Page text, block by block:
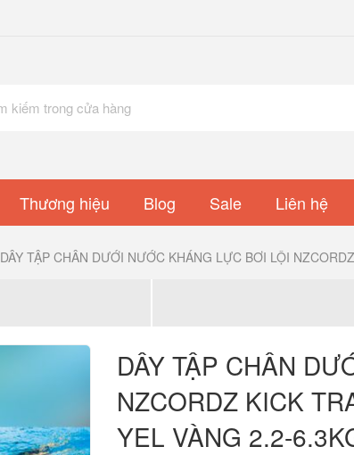
Thương hiệu Blog Sale Liên hệ
DÂY TẬP CHÂN DƯỚI NƯỚC KHÁNG LỰC BƠI LỘI
DÂY TẬP CHÂN
NZCORDZ KICK
YEL VÀNG 2.2-